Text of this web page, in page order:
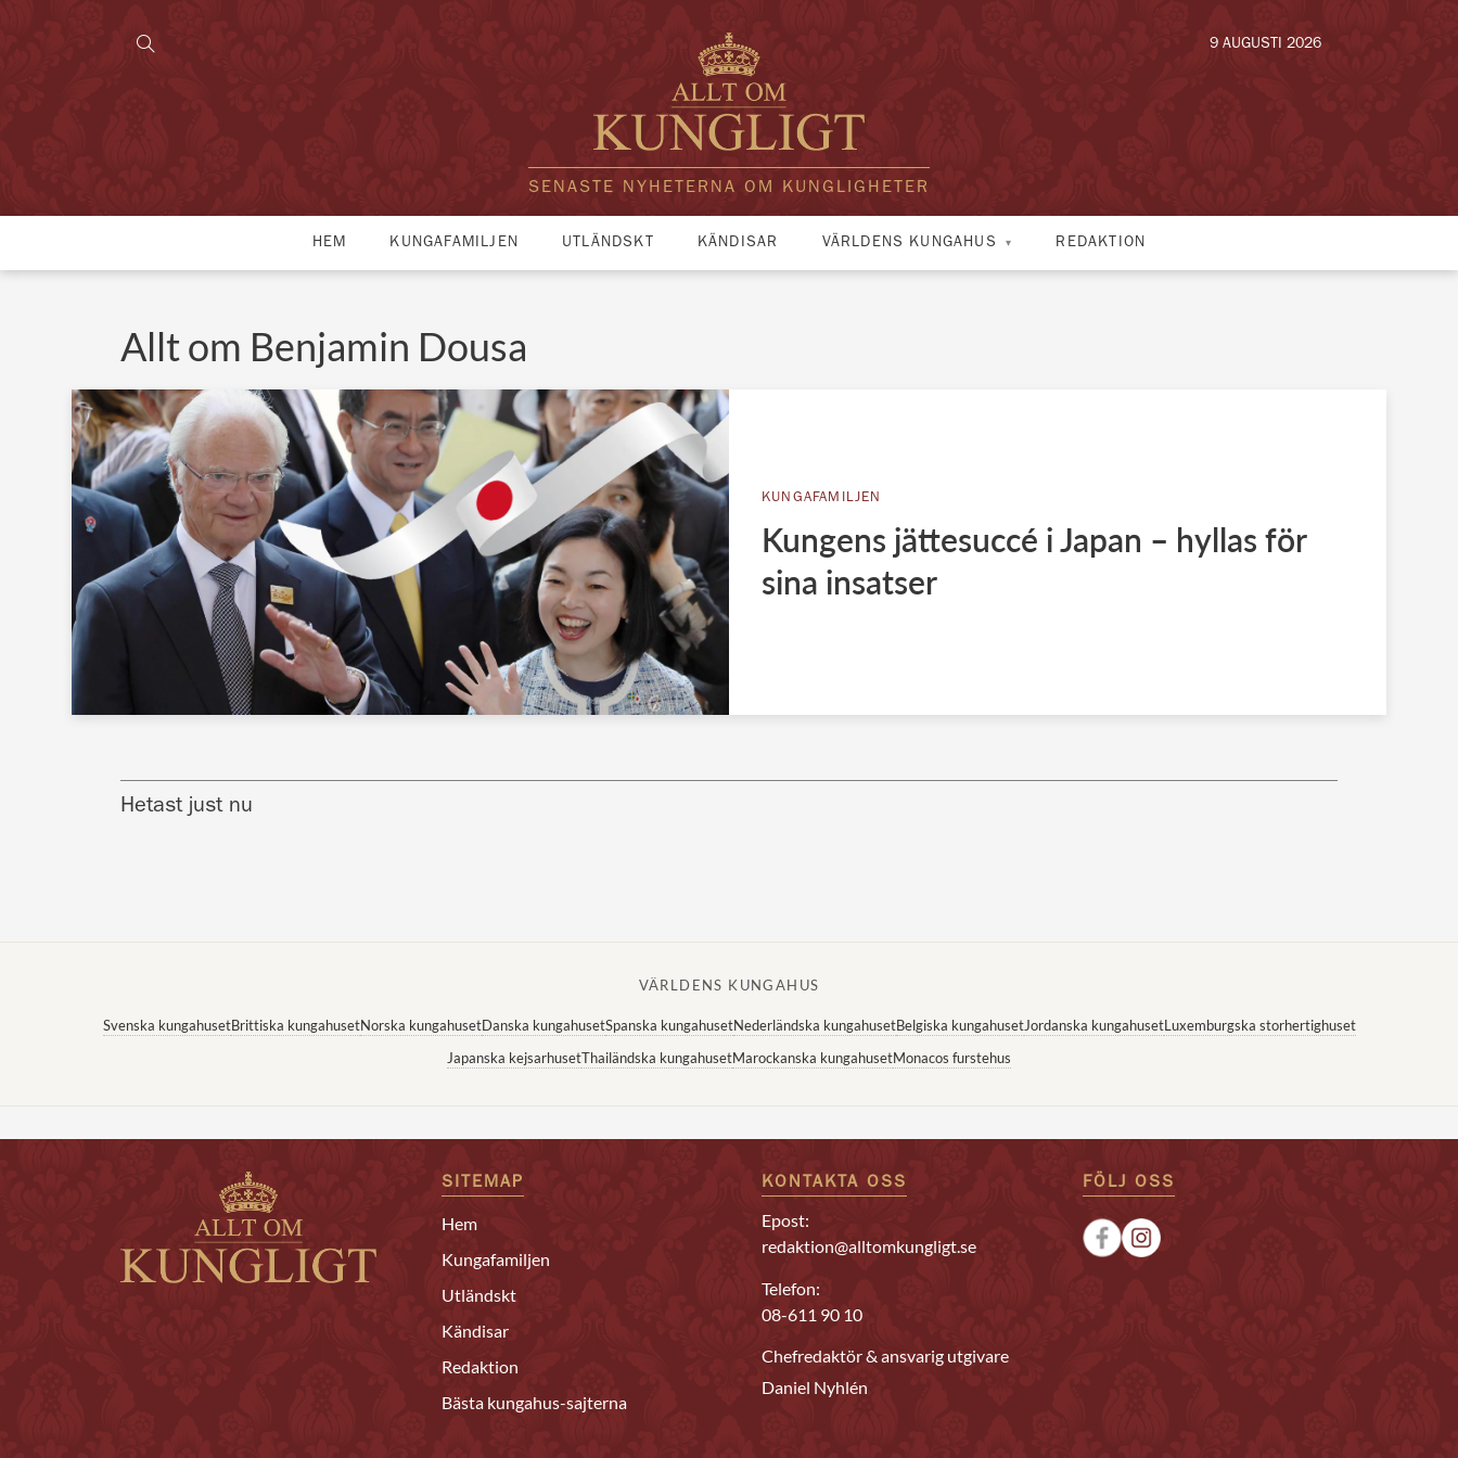
SENASTE NYHETERNA OM KUNGLIGHETER
9 AUGUSTI 2026
HEM KUNGAFAMILJEN UTLÄNDSKT KÄNDISAR VÄRLDENS KUNGAHUS REDAKTION
Allt om Benjamin Dousa
KUNGAFAMILJEN
Kungens jättesuccé i Japan – hyllas för
sina insatser
Hetast just nu
VÄRLDENS KUNGAHUS
Svenska kungahusetBrittiska kungahusetNorska kungahusetDanska kungahusetSpanska kungahusetNederländska kungahusetBelgiska kungahusetJordanska kungahusetLuxemburgska storhertighuset
Japanska kejsarhusetThailändska kungahusetMarockanska kungahusetMonacos furstehus
SITEMAP
Hem
Kungafamiljen
Utländskt
Kändisar
Redaktion
Bästa kungahus-sajterna
KONTAKTA OSS
Epost:
redaktion@alltomkungligt.se
Telefon:
08-611 90 10
Chefredaktör & ansvarig utgivare
Daniel Nyhlén
FÖLJ OSS